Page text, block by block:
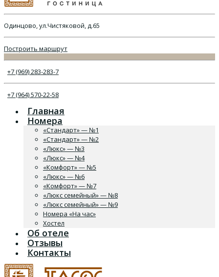
Одинцово, ул.Чистяковой, д.65
Построить маршрут
+7 (969) 283-283-7
+7 (964) 570-22-58
Главная
Номера
«Стандарт» — №1
«Стандарт» — №2
«Люкс» — №3
«Люкс» — №4
«Комфорт» — №5
«Люкс» — №6
«Комфорт» — №7
«Люкс семейный» — №8
«Люкс семейный» — №9
Номера «На час»
Хостел
Об отеле
Отзывы
Контакты